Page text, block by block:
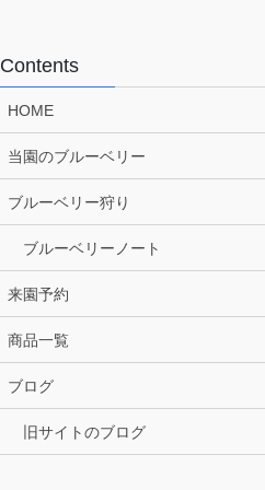
Contents
HOME
当園のブルーベリー
ブルーベリー狩り
ブルーベリーノート
来園予約
商品一覧
ブログ
旧サイトのブログ